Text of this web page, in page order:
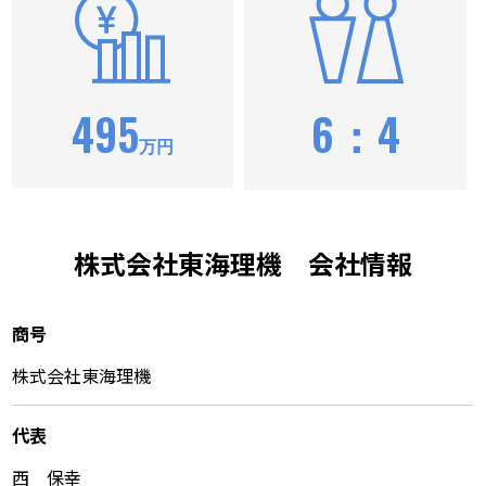
495万円 6：4
株式会社東海理機 会社情報
商号
株式会社東海理機
代表
西 保幸